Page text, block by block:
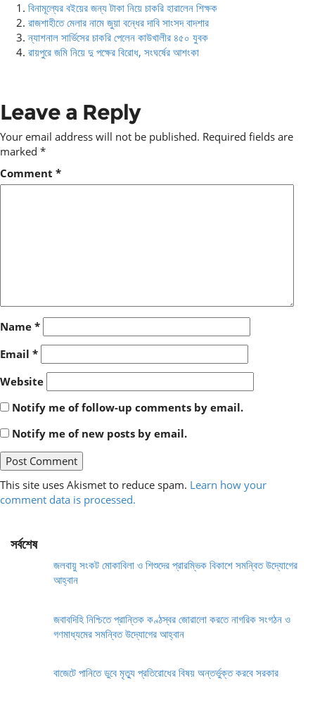
বিনামূল্যের বইয়ের জন্য টাকা নিয়ে চাকরি হারালেন শিক্ষক
রাজশাহীতে মেলার নামে জুয়া বন্ধের দাবি সাংসদ বাদশার
ন্যাশনাল সার্ভিসের চাকরি পেলেন কাউখালীর ৪৫০ যুবক
রায়পুরে জমি নিয়ে দু পক্ষের বিরোধ, সংঘর্ষের আশংকা
Leave a Reply
Your email address will not be published. Required fields are
marked *
Comment *
Name *
Email *
Website
Notify me of follow-up comments by email.
Notify me of new posts by email.
This site uses Akismet to reduce spam. Learn how your
comment data is processed.
সর্বশেষ
জলবায়ু সংকট মোকাবিলা ও শিশুদের প্রারম্ভিক বিকাশে সমন্বিত উদ্যোগের
আহ্বান
জবাবদিহি নিশ্চিতে প্রান্তিক কণ্ঠস্বর জোরালো করতে নাগরিক সংগঠন ও
গণমাধ্যমের সমন্বিত উদ্যোগের আহ্বান
বাজেটে পানিতে ডুবে মৃত্যু প্রতিরোধের বিষয় অন্তর্ভুক্ত করবে সরকার